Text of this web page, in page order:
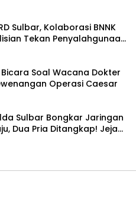
Sulbar, Kolaborasi BNNK
Tekan Penyalahgunaan
Soal Wacana Dokter
Operasi Caesar
Sulbar Bongkar Jaringan
Dua Pria Ditangkap! Jejak